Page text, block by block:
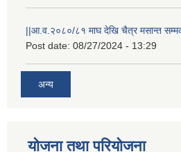
||आ.व.२०८०/८१ माघ देखि चैत्र मसान्त
Post date: 08/27/2024 - 13:29
अन्य
योजना तथा परियोजना